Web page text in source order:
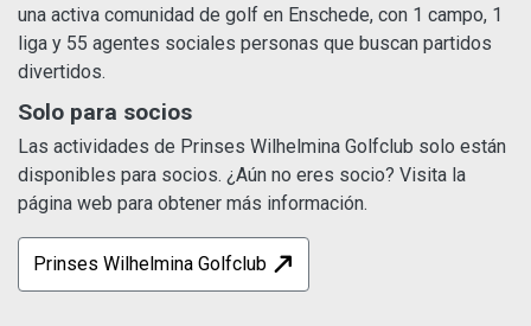
una activa comunidad de golf en Enschede, con 1 campo, 1
liga y 55 agentes sociales personas que buscan partidos
divertidos.
Solo para socios
Las actividades de Prinses Wilhelmina Golfclub solo están
disponibles para socios. ¿Aún no eres socio? Visita la
página web para obtener más información.
Prinses Wilhelmina Golfclub